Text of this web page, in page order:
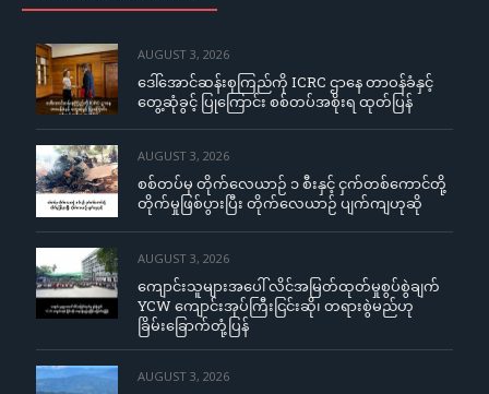
AUGUST 3, 2026
ဒေါ်အောင်ဆန်းစုကြည်ကို ICRC ဌာနေ တာဝန်ခံနှင့်
တွေ့ဆုံခွင့် ပြုကြောင်း စစ်တပ်အစိုးရ ထုတ်ပြန်
AUGUST 3, 2026
စစ်တပ်မှ တိုက်လေယာဉ် ၁ စီးနှင့် ငှက်တစ်ကောင်တို့
တိုက်မှုဖြစ်ပွားပြီး တိုက်လေယာဉ် ပျက်ကျဟုဆို
AUGUST 3, 2026
ကျောင်းသူများအပေါ် လိင်အမြတ်ထုတ်မှုစွပ်စွဲချက်
YCW ကျောင်းအုပ်ကြီးငြင်းဆို၊ တရားစွဲမည်ဟု
ခြိမ်းခြောက်တုံ့ပြန်
AUGUST 3, 2026